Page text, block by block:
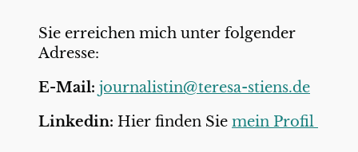
Sie erreichen mich unter folgender
Adresse:
E-Mail: journalistin@teresa-stiens.de
Linkedin: Hier finden Sie mein Profil